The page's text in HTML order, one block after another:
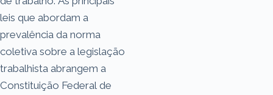
leis que abordam a
prevalência da norma
coletiva sobre a legislação
trabalhista abrangem a
Constituição Federal de